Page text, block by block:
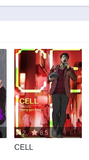
第8話
2 8.5
CELL